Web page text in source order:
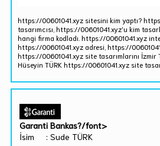
https://00601041.xyz sitesini kim yaptı?
tasarımcısı, https://00601041.xyz'u kim
hangi firma kodladı. https://00601041.xyz
https://00601041.xyz adresi, https://
https://00601041.xyz site tasarımlarını İzmir
Hüseyin TÜRK https://00601041.xyz site
Garanti Bankas?/font>
İsim : Sude TÜRK